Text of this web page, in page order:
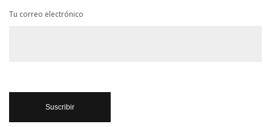
Tu correo electrónico